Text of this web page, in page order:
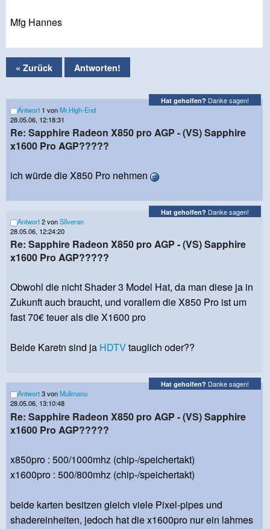
Mfg Hannes
« Zurück Antworten!
Hat geholfen? Danke sagen!
Antwort 1 vonMr.High-End
28.05.06, 12:18:31
Re: Sapphire Radeon X850 pro AGP - (VS) Sapphire
x1600 Pro AGP?????
ich würde die X850 Pro nehmen
Hat geholfen? Danke sagen!
Antwort2 vonSIlveran
28.05.06, 12:24:20
Re: Sapphire Radeon X850 pro AGP - (VS) Sapphire
x1600 Pro AGP?????
Obwohl die nicht Shader 3 Model Hat, da man diese ja in
Zukunft auch braucht, und vorallem die X850 Pro ist um
fast 70€ teuer als die X1600 pro
Beide Karetn sind ja HDTVtauglich oder??
Hat geholfen? Danke sagen!
Antwort3 vonMullmanu
28.05.06, 13:10:48
Re: Sapphire Radeon X850 pro AGP - (VS) Sapphire
x1600 Pro AGP?????
x850pro : 500/1000mhz (chip-/speichertakt)
x1600pro : 500/800mhz (chip-/speichertakt)
beide karten besitzen gleich viele Pixel-pipes und
shadereinheiten, jedoch hat die x1600pro nur ein lahmes